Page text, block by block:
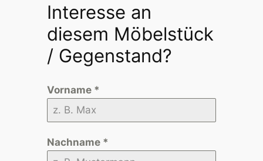
Interesse an
diesem Möbelstück
/ Gegenstand?
Vorname *
Nachname *